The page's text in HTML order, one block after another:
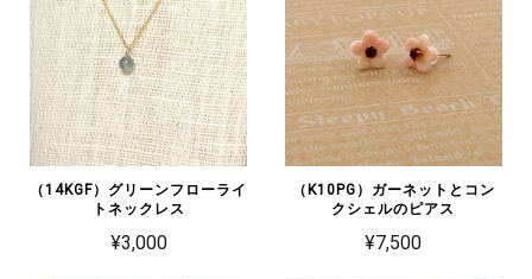
（14KGF）グリーンフローライ
トネックレス
¥3,000
（K10PG）ガーネットとコン
クシェルのピアス
¥7,500